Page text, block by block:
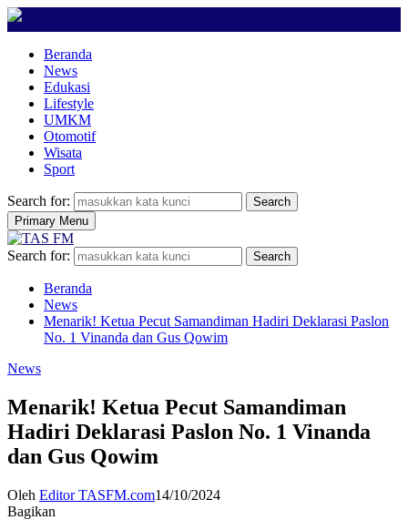
Beranda
News
Edukasi
Lifestyle
UMKM
Otomotif
Wisata
Sport
Search for:
Search
Primary Menu
Search for: Search
Beranda
News
Menarik! Ketua Pecut Samandiman Hadiri Deklarasi Paslon
No. 1 Vinanda dan Gus Qowim
News
Menarik! Ketua Pecut Samandiman
Hadiri Deklarasi Paslon No. 1 Vinanda
dan Gus Qowim
Oleh Editor TASFM.com14/10/2024
Bagikan